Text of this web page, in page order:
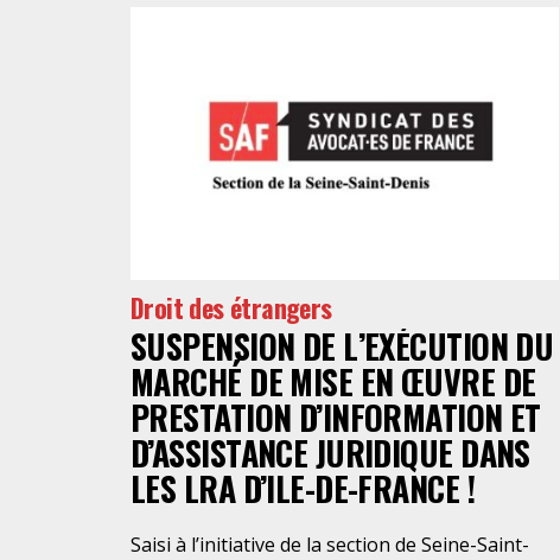
Droit des étrangers
SUSPENSION DE L’EXÉCUTION DU
MARCHÉ DE MISE EN ŒUVRE DE
PRESTATION D’INFORMATION ET
D’ASSISTANCE JURIDIQUE DANS
LES LRA D’ILE-DE-FRANCE !
Saisi à l’initiative de la section de Seine-Saint-